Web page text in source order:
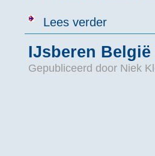
Lees verderover IISA
IJsberen België
Gepubliceerd door Niek